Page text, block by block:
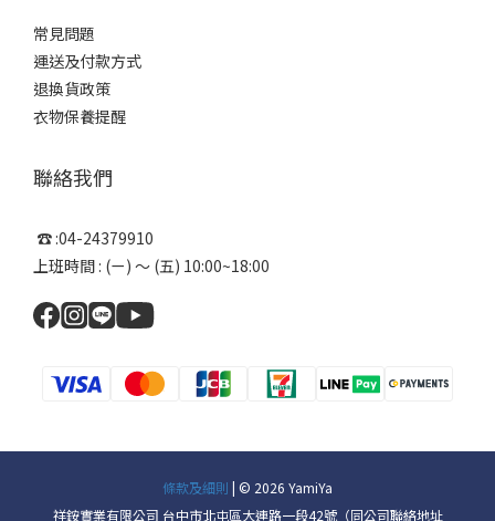
常見問題
運送及付款方式
退換貨政策
衣物保養提醒
聯絡我們
☎ :04-24379910
上班時間 : (ㄧ) ～ (五) 10:00~18:00
條款及細則 | © 2026 YamiYa
祥銨實業有限公司 台中市北屯區大連路一段42號（同公司聯絡地址